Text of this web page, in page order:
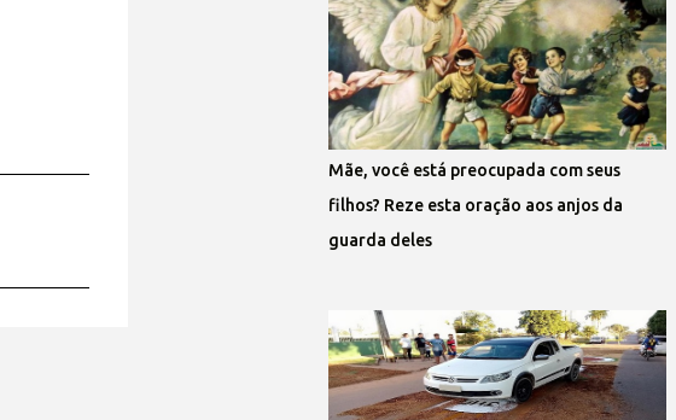
Mãe, você está preocupada com seus
filhos? Reze esta oração aos anjos da
guarda deles